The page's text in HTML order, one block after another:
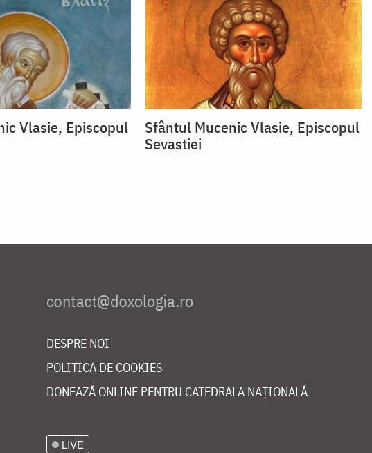
Vlasie, Episcopul
Sfântul Mucenic Vlasie, Episcopul
Sevastiei
DESPRE NOI
POLITICA DE COOKIES
DONEAZĂ ONLINE PENTRU CATEDRALA NAȚIONALĂ
LIVE